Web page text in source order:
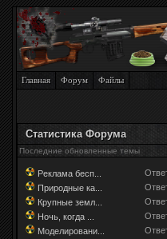
Главная Форум Файлы
Статистика Форума
Последние обновленные темы
Реклама бесп...
Природные ка...
Крупные земл...
Ночь, когда ...
Моделировани...